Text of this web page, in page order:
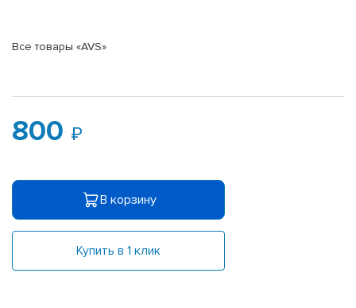
Все товары «AVS»
800
В корзину
Купить в 1 клик